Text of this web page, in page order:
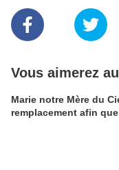
Vous aimerez
Marie notre Mère du
remplacement afin